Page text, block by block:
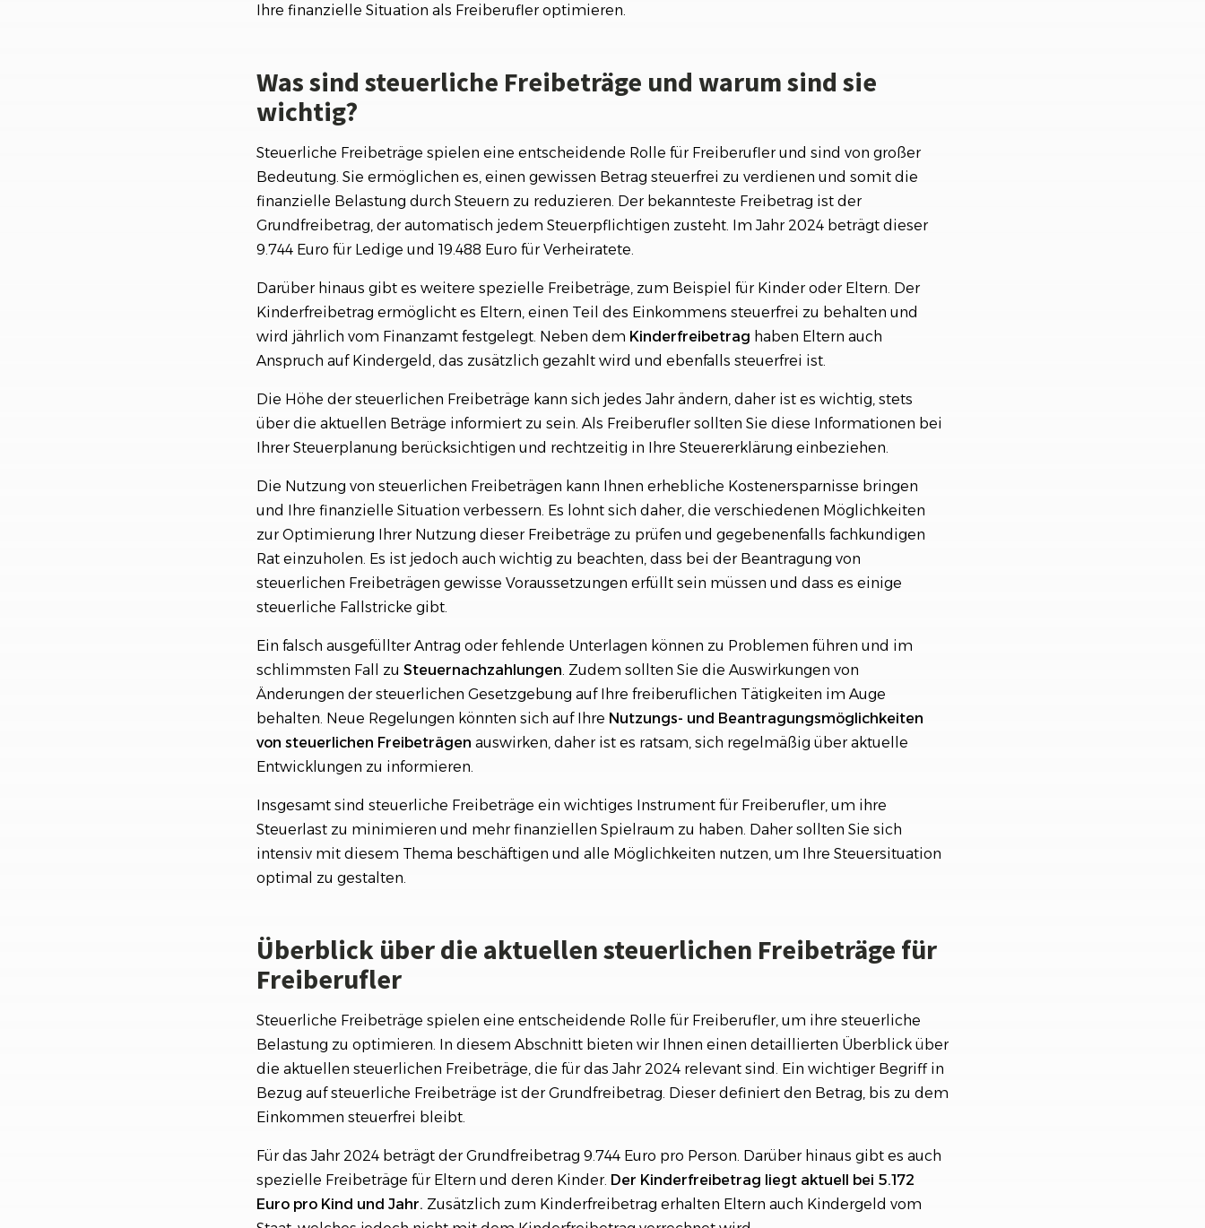
Ihre finanzielle Situation als Freiberufler optimieren.
Was sind steuerliche Freibeträge und warum sind sie
wichtig?
Steuerliche Freibeträge spielen eine entscheidende Rolle für Freiberufler und sind von großer
Bedeutung. Sie ermöglichen es, einen gewissen Betrag steuerfrei zu verdienen und somit die
finanzielle Belastung durch Steuern zu reduzieren. Der bekannteste Freibetrag ist der
Grundfreibetrag, der automatisch jedem Steuerpflichtigen zusteht. Im Jahr 2024 beträgt dieser
9.744 Euro für Ledige und 19.488 Euro für Verheiratete.
Darüber hinaus gibt es weitere spezielle Freibeträge, zum Beispiel für Kinder oder Eltern. Der
Kinderfreibetrag ermöglicht es Eltern, einen Teil des Einkommens steuerfrei zu behalten und
wird jährlich vom Finanzamt festgelegt. Neben dem Kinderfreibetrag haben Eltern auch
Anspruch auf Kindergeld, das zusätzlich gezahlt wird und ebenfalls steuerfrei ist.
Die Höhe der steuerlichen Freibeträge kann sich jedes Jahr ändern, daher ist es wichtig, stets
über die aktuellen Beträge informiert zu sein. Als Freiberufler sollten Sie diese Informationen bei
Ihrer Steuerplanung berücksichtigen und rechtzeitig in Ihre Steuererklärung einbeziehen.
Die Nutzung von steuerlichen Freibeträgen kann Ihnen erhebliche Kostenersparnisse bringen
und Ihre finanzielle Situation verbessern. Es lohnt sich daher, die verschiedenen Möglichkeiten
zur Optimierung Ihrer Nutzung dieser Freibeträge zu prüfen und gegebenenfalls fachkundigen
Rat einzuholen. Es ist jedoch auch wichtig zu beachten, dass bei der Beantragung von
steuerlichen Freibeträgen gewisse Voraussetzungen erfüllt sein müssen und dass es einige
steuerliche Fallstricke gibt.
Ein falsch ausgefüllter Antrag oder fehlende Unterlagen können zu Problemen führen und im
schlimmsten Fall zu Steuernachzahlungen. Zudem sollten Sie die Auswirkungen von
Änderungen der steuerlichen Gesetzgebung auf Ihre freiberuflichen Tätigkeiten im Auge
behalten. Neue Regelungen könnten sich auf Ihre Nutzungs- und Beantragungsmöglichkeiten
von steuerlichen Freibeträgen auswirken, daher ist es ratsam, sich regelmäßig über aktuelle
Entwicklungen zu informieren.
Insgesamt sind steuerliche Freibeträge ein wichtiges Instrument für Freiberufler, um ihre
Steuerlast zu minimieren und mehr finanziellen Spielraum zu haben. Daher sollten Sie sich
intensiv mit diesem Thema beschäftigen und alle Möglichkeiten nutzen, um Ihre Steuersituation
optimal zu gestalten.
Überblick über die aktuellen steuerlichen Freibeträge für
Freiberufler
Steuerliche Freibeträge spielen eine entscheidende Rolle für Freiberufler, um ihre steuerliche
Belastung zu optimieren. In diesem Abschnitt bieten wir Ihnen einen detaillierten Überblick über
die aktuellen steuerlichen Freibeträge, die für das Jahr 2024 relevant sind. Ein wichtiger Begriff in
Bezug auf steuerliche Freibeträge ist der Grundfreibetrag. Dieser definiert den Betrag, bis zu dem
Einkommen steuerfrei bleibt.
Für das Jahr 2024 beträgt der Grundfreibetrag 9.744 Euro pro Person. Darüber hinaus gibt es auch
spezielle Freibeträge für Eltern und deren Kinder. Der Kinderfreibetrag liegt aktuell bei 5.172
Euro pro Kind und Jahr. Zusätzlich zum Kinderfreibetrag erhalten Eltern auch Kindergeld vom